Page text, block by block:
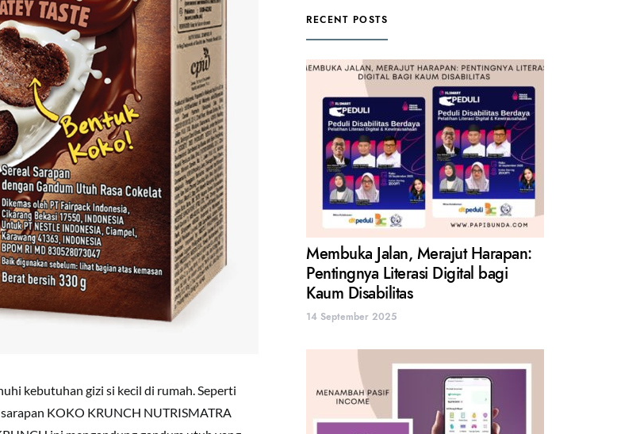
kebutuhan gizi si kecil di rumah. Seperti
KOKO KRUNCH NUTRISMATRA
RECENT POSTS
Membuka Jalan, Merajut Harapan:
Pentingnya Literasi Digital bagi
Kaum Disabilitas
14 September 2025